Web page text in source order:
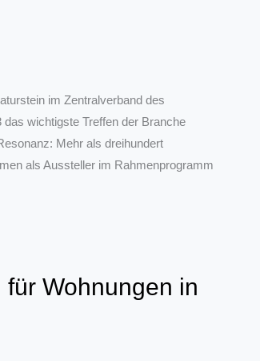
im Zentralverband des
wichtigste Treffen der Branche
Mehr als dreihundert
als Aussteller im Rahmenprogramm
Wohnungen in